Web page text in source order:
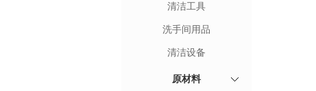
清洁工具
洗手间用品
清洁设备
原材料